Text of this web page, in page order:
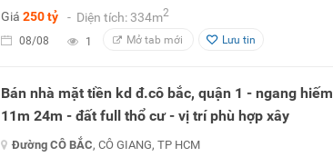
Giá 250 tỷ - Diện tích: 334m2
08/08 1 Mở tab mới Lưu tin
Bán nhà mặt tiền kd đ.cô bắc, quận 1 - ngang hiếm
11m 24m - đất full thổ cư - vị trí phù hợp xây
Đường CÔ BẮC, CÔ GIANG, TP HCM